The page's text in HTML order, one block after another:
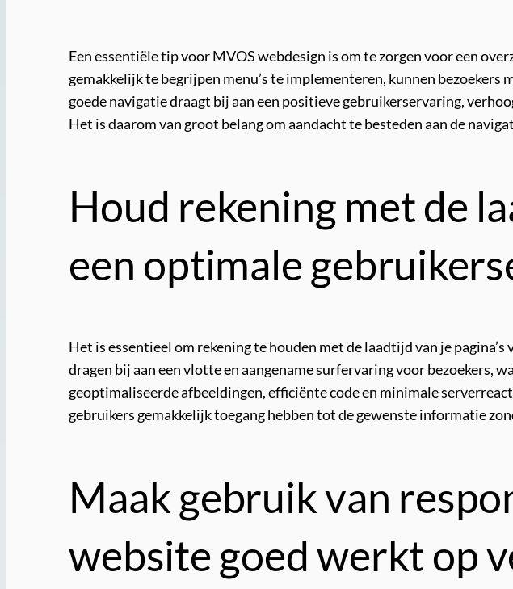
Een essentiële tip voor MVOS webdesign is om te zorgen voor een
gemakkelijk te begrijpen menu’s te implementeren, kunnen bezoekers
goede navigatie draagt bij aan een positieve gebruikerservaring,
Het is daarom van groot belang om aandacht te besteden aan de
Houd rekening met de
een optimale
Het is essentieel om rekening te houden met de laadtijd van je
dragen bij aan een vlotte en aangename surfervaring voor bezoekers,
geoptimaliseerde afbeeldingen, efficiënte code en minimale
gebruikers gemakkelijk toegang hebben tot de gewenste informatie
Maak gebruik van
website goed werkt op